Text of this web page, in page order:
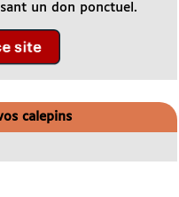
un don ponctuel.
calepins